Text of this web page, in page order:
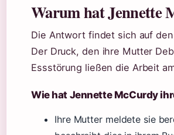
Warum hat Jennette
Die Antwort findet sich auf
Der Druck, den ihre Mutter
Essstörung ließen die Arbeit
Wie hat Jennette McCurdy
Ihre Mutter meldete sie